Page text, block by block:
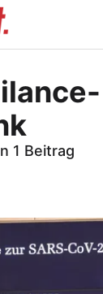
1 Beitrag